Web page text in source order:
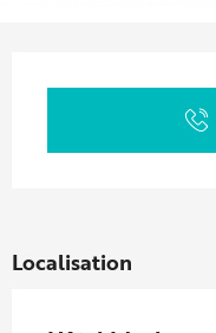
Localisation